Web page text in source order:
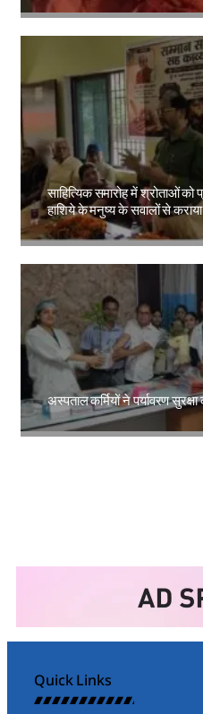
Amit Lekh
साहित्यिक समारोह में श्रोताओं को
हाशिये के मनुष्य के सवालों से
Amit Lekh
अस्पताल कर्मियों ने पर्यावरण
Amit Lekh
Quick Links